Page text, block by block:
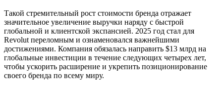
Такой стремительный рост стоимости бренда отражает
значительное увеличение выручки наряду с быстрой
глобальной и клиентской экспансией. 2025 год стал для
Revolut переломным и ознаменовался важнейшими
достижениями. Компания обязалась направить $13 млрд на
глобальные инвестиции в течение следующих четырех лет,
чтобы ускорить расширение и укрепить позиционирование
своего бренда по всему миру.